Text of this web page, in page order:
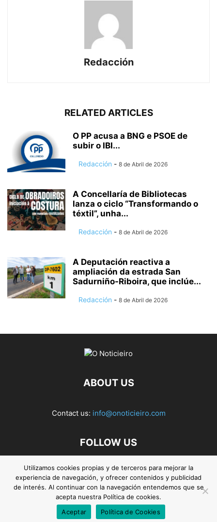
Redacción
RELATED ARTICLES
O PP acusa a BNG e PSOE de
subir o IBI...
Redacción - 8 de Abril de 2026
A Concellaría de Bibliotecas
lanza o ciclo “Transformando o
téxtil”, unha...
Redacción - 8 de Abril de 2026
A Deputación reactiva a
ampliación da estrada San
Sadurniño-Riboira, que inclúe...
Redacción - 8 de Abril de 2026
ABOUT US
Contact us: info@onoticieiro.com
FOLLOW US
© 2026. O Noticieiro
Utilizamos cookies propias y de terceros para mejorar la
experiencia de navegación, y ofrecer contenidos y publicidad
de interés. Al continuar con la navegación entendemos que se
acepta nuestra Política de cookies.
Aceptar
Política de Cookies